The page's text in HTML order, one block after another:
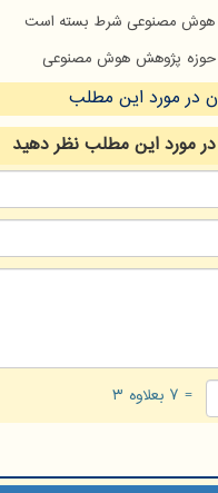
هوش مصنوعی شرط بسته است
حوزه پژوهش هوش مصنوعی
در مورد این مطلب
در مورد این مطلبنظر دهید
= ۷ بعلاوه ۳